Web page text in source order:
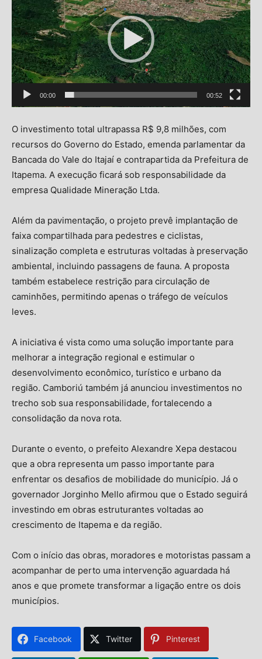
vídeo
00:00 00:52
O investimento total ultrapassa R$ 9,8 milhões, com
recursos do Governo do Estado, emenda parlamentar da
Bancada do Vale do Itajaí e contrapartida da Prefeitura de
Itapema. A execução ficará sob responsabilidade da
empresa Qualidade Mineração Ltda.
Além da pavimentação, o projeto prevê implantação de
faixa compartilhada para pedestres e ciclistas,
sinalização completa e estruturas voltadas à preservação
ambiental, incluindo passagens de fauna. A proposta
também estabelece restrição para circulação de
caminhões, permitindo apenas o tráfego de veículos
leves.
A iniciativa é vista como uma solução importante para
melhorar a integração regional e estimular o
desenvolvimento econômico, turístico e urbano da
região. Camboriú também já anunciou investimentos no
trecho sob sua responsabilidade, fortalecendo a
consolidação da nova rota.
Durante o evento, o prefeito Alexandre Xepa destacou
que a obra representa um passo importante para
enfrentar os desafios de mobilidade do município. Já o
governador Jorginho Mello afirmou que o Estado seguirá
investindo em obras estruturantes voltadas ao
crescimento de Itapema e da região.
Com o início das obras, moradores e motoristas passam a
acompanhar de perto uma intervenção aguardada há
anos e que promete transformar a ligação entre os dois
municípios.
Facebook Twitter Pinterest